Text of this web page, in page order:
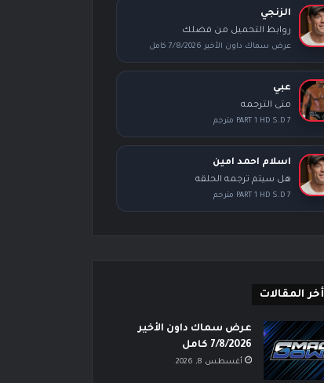
الزنجي
روابط التحميل من فضلك
عرض سماك داون الأخير 7/8/2026 كامل
عبي
متى الترجمه
PART 1 HD S.D 7 مترجم
اسلام احمد امين
هل سيتم ترجمه الحلقه
PART 1 HD S.D 7 مترجم
أخر المقالات
عرض سماك داون الأخير
7/8/2026 كامل
أغسطس 8, 2026